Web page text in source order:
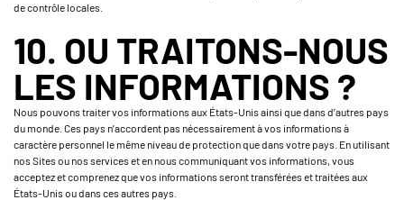
de contrôle locales.
10. OU TRAITONS-NOUS
LES INFORMATIONS ?
Nous pouvons traiter vos informations aux États-Unis ainsi que dans d’autres pays
du monde. Ces pays n’accordent pas nécessairement à vos informations à
caractère personnel le même niveau de protection que dans votre pays. En utilisant
nos Sites ou nos services et en nous communiquant vos informations, vous
acceptez et comprenez que vos informations seront transférées et traitées aux
États-Unis ou dans ces autres pays.